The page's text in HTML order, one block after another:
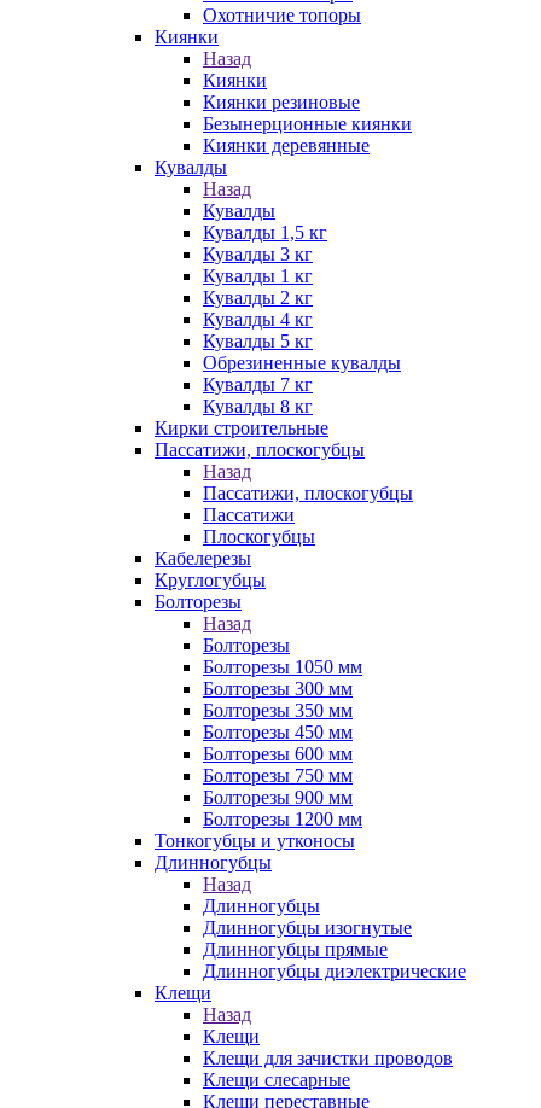
Охотничие топоры
Киянки
Назад
Киянки
Киянки резиновые
Безынерционные киянки
Киянки деревянные
Кувалды
Назад
Кувалды
Кувалды 1,5 кг
Кувалды 3 кг
Кувалды 1 кг
Кувалды 2 кг
Кувалды 4 кг
Кувалды 5 кг
Обрезиненные кувалды
Кувалды 7 кг
Кувалды 8 кг
Кирки строительные
Пассатижи, плоскогубцы
Назад
Пассатижи, плоскогубцы
Пассатижи
Плоскогубцы
Кабелерезы
Круглогубцы
Болторезы
Назад
Болторезы
Болторезы 1050 мм
Болторезы 300 мм
Болторезы 350 мм
Болторезы 450 мм
Болторезы 600 мм
Болторезы 750 мм
Болторезы 900 мм
Болторезы 1200 мм
Тонкогубцы и утконосы
Длинногубцы
Назад
Длинногубцы
Длинногубцы изогнутые
Длинногубцы прямые
Длинногубцы диэлектрические
Клещи
Назад
Клещи
Клещи для зачистки проводов
Клещи слесарные
Клещи переставные